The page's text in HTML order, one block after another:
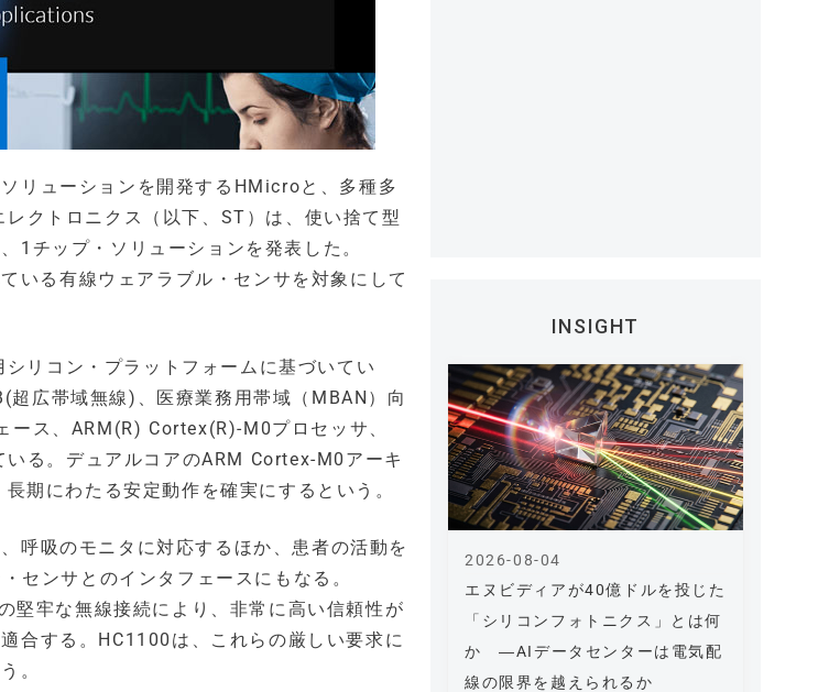
リューションを開発するHMicroと、多種多
クトロニクス（以下、ST）は、使い捨て型
1チップ・ソリューションを発表した。
いる有線ウェアラブル・センサを対象にして
リコン・プラットフォームに基づいてい
広帯域無線)、医療業務用帯域（MBAN）向
ス、ARM(R) Cortex(R)-M0プロセッサ、
る。デュアルコアのARM Cortex-M0アーキ
期にわたる安定動作を確実にするという。
呼吸のモニタに対応するほか、患者の活動を
センサとのインタフェースにもなる。
堅牢な無線接続により、非常に高い信頼性が
合する。HC1100は、これらの厳しい要求に
。
INSIGHT
エヌビディアが40億ドルを投じた
「シリコンフォトニクス」とは何
か ―AIデータセンターは電気配
線の限界を越えられるか
2026-08-04